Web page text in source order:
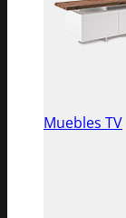
Muebles TV